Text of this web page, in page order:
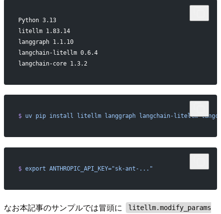
Python 3.13
litellm 1.83.14
langgraph 1.1.10
langchain-litellm 0.6.4
langchain-core 1.3.2
$ uv pip install litellm langgraph langchain-litellm
$ export ANTHROPIC_API_KEY="sk-ant-..."
なお本記事のサンプルでは冒頭に
litellm.modify_params